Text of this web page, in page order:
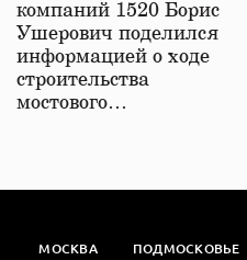
компаний 1520 Борис
Ушерович поделился
информацией о ходе
строительства
мостового…
МОСКВА ПОДМОСКОВЬЕ